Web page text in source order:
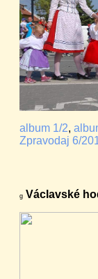
album 1/2,
Zpravodaj 6/
g Václavské